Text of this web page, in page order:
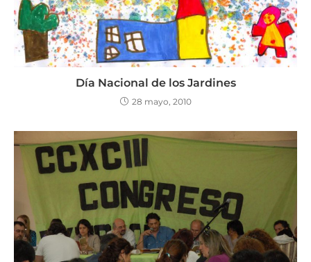
Día Nacional de los Jardines
28 mayo, 2010